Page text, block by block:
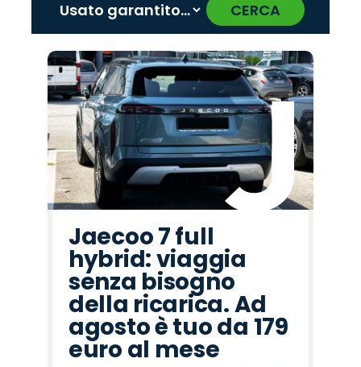
CERCA
Promo
Mazda
Promo
Cupra
Promo
Hyundai
Promo
Fiat
Promo
Jeep
Promo
Alfa
Romeo
Promo
Jaecoo
Promo
Peugeot
Promo
Citroën
Promo
Opel
Promo
Omoda
Promo
Seat
Promo
Lancia
Promo
Land
Rover
Promo
Abarth
‹ ›
Jaecoo 7 full
hybrid: viaggia
senza bisogno
della ricarica. Ad
agosto è tuo da 179
euro al mese